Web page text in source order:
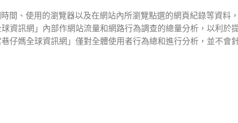
間、使用的瀏覽器以及在網站內所瀏覽點選的網頁紀錄等資料
資訊網」內部作網站流量和網路行為調查的總量分析，以利於
仔媽全球資訊網」僅對全體使用者行為總和進行分析，並不會